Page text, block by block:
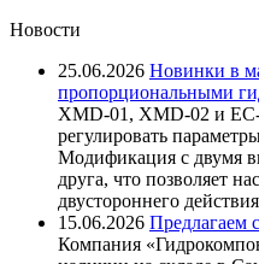
Новости
25.06.2026 Новинки в
пропорциональными
XMD-01, XMD-02 и
регулировать
Модификация с двумя
друга, что позволяет
двустороннего
15.06.2026 Предлагаем
Компания